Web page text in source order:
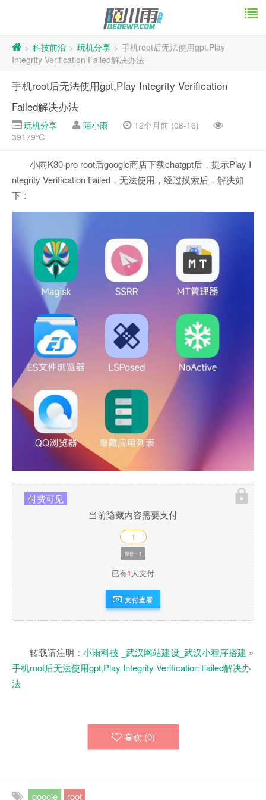
> 科技前沿 > 玩机分享 > 手机root后无法使用gpt,Play
Integrity Verification Failed解决办法
手机root后无法使用gpt,Play Integrity Verification
Failed解决办法
玩机分享 陌小雨
12个月前 (08-16)
39179℃
小雨K30 pro root后google商店下载chatgpt后，提示Play I
ntegrity Verification Failed，无法使用，经过摸索后，解决如
下：
付费可见
当前隐藏内容需要支付
1
原价：1
已有1 人支付
支付查看
转载请注明： 小雨科技 _武汉网站建设_武汉小程序搭建 »
手机root后无法使用gpt,Play Integrity Verification Failed解决办
法
喜欢 (0)
google root